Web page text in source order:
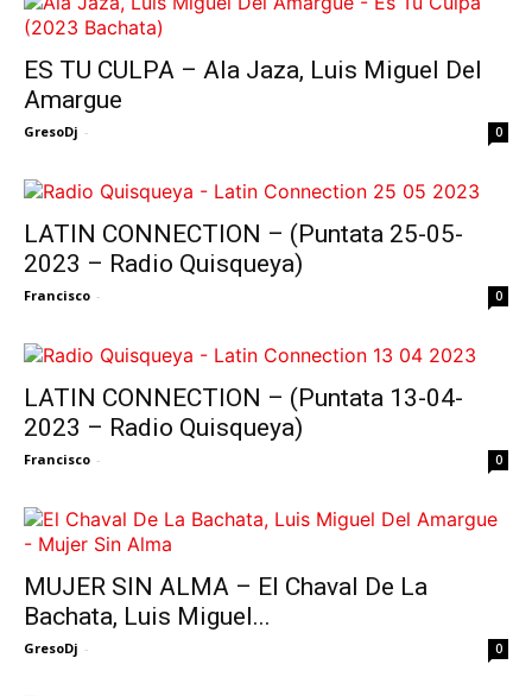
ES TU CULPA – Ala Jaza, Luis Miguel Del
Amargue
GresoDj - 0
LATIN CONNECTION – (Puntata 25-05-
2023 – Radio Quisqueya)
Francisco - 0
LATIN CONNECTION – (Puntata 13-04-
2023 – Radio Quisqueya)
Francisco - 0
MUJER SIN ALMA – El Chaval De La
Bachata, Luis Miguel...
GresoDj - 0